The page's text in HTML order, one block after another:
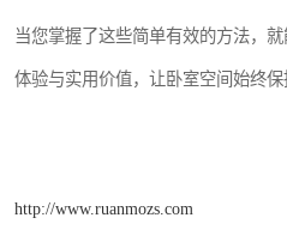
当您掌握了这些简单有效的方法，
体验与实用价值，让卧室空间始终保
http://www.ruanmozs.com